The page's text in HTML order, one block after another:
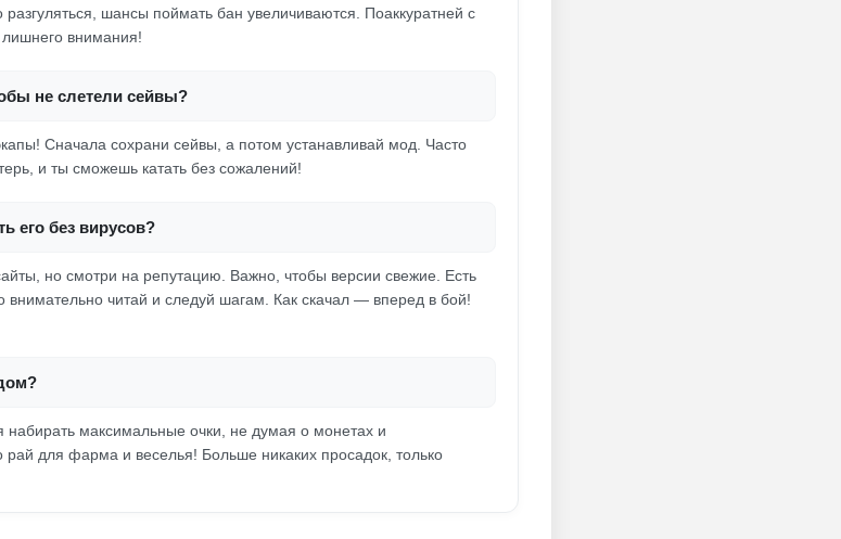
разгуляться, шансы поймать бан увеличиваются. Поаккуратней с
внимания!
не слетели сейвы?
Сначала сохрани сейвы, а потом устанавливай мод. Часто
и ты сможешь катать без сожалений!
его без вирусов?
но смотри на репутацию. Важно, чтобы версии свежие. Есть
внимательно читай и следуй шагам. Как скачал — вперед в бой!
максимальные очки, не думая о монетах и
для фарма и веселья! Больше никаких просадок, только